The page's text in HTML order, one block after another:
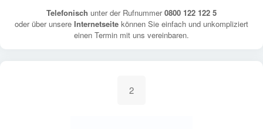
Telefonisch unter der Rufnummer0800 122 122 5
oder über unsere Internetseite können Sie einfach und unkompliziert
einen Termin mit uns vereinbaren.
2